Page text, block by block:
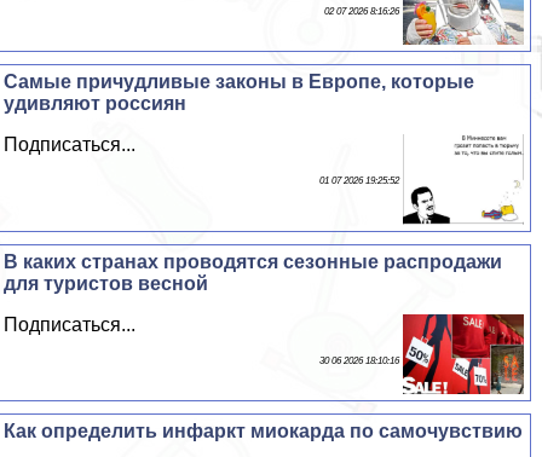
02 07 2026 8:16:26
Самые причудливые законы в Европе, которые
удивляют россиян
Подписаться...
01 07 2026 19:25:52
В каких странах проводятся сезонные распродажи
для туристов весной
Подписаться...
30 06 2026 18:10:16
Как определить инфаркт миокарда по самочувствию